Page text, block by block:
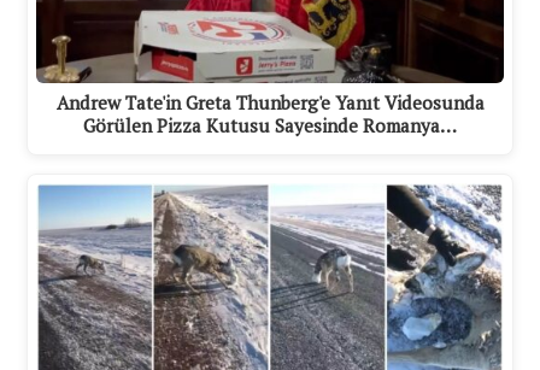
Andrew Tate'in Greta Thunberg'e Yanıt Videosunda
Görülen Pizza Kutusu Sayesinde Romanya…